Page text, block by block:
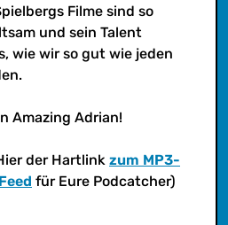
Filme sind so
und sein Talent
wie wir so gut wie jeden
Amazing Adrian!
Hier der Hartlink zum MP3-
für Eure Podcatcher)